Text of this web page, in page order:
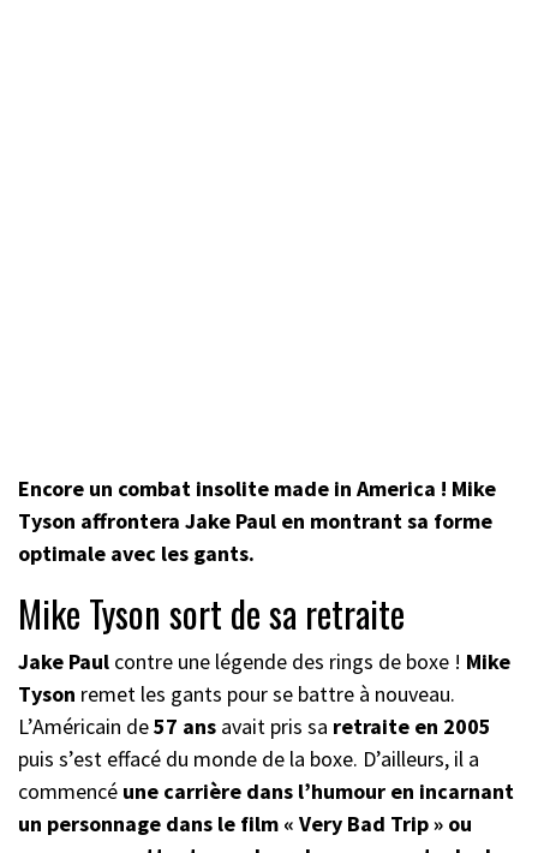
Encore un combat insolite made in America ! Mike
Tyson affrontera Jake Paul en montrant sa forme
optimale avec les gants.
Mike Tyson sort de sa retraite
Jake Paul contre une légende des rings de boxe ! Mike
Tyson remet les gants pour se battre à nouveau.
L’Américain de57 ans avait pris sa retraite en 2005
puis s’est effacé du monde de la boxe. D’ailleurs, il a
commencé une carrière dans l’humour en incarnant
un personnage dans le film « Very Bad Trip » ou